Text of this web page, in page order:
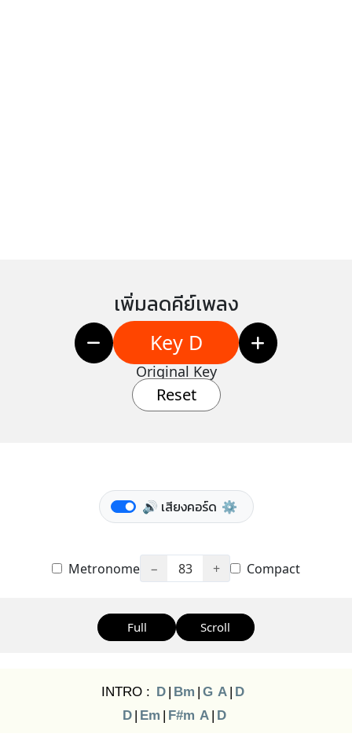
เพิ่มลดคีย์เพลง
Key D
Original Key
Reset
🔊 เสียงคอร์ด ⚙️
Metronome − 83 + Compact
Full Scroll
INTRO : D | Bm | G A | D
D | Em | F#m A | D